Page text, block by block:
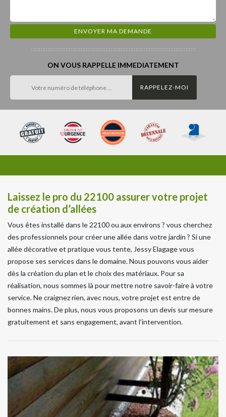
ON VOUS RAPPELLE IMMEDIATEMENT
Laissez le pro du 22100 assurer votre projet
de création d’allées
Vous êtes installé dans le 22100 ou aux environs ? vous cherchez
des professionnels pour créer une allée dans votre jardin ? Si une
allée décorative et pratique vous tente, Jessy Elagage vous
propose ses services dans le domaine. Nous pouvons vous aider
dès la création du plan et le choix des matériaux. Pour sa
réalisation, nous sommes là pour mettre notre savoir-faire à votre
service. Ne craignez rien, avec nous, votre projet est entre de
bonnes mains. De plus, nous vous proposons un devis sur mesure
gratuitement et sans engagement, avant l’intervention.